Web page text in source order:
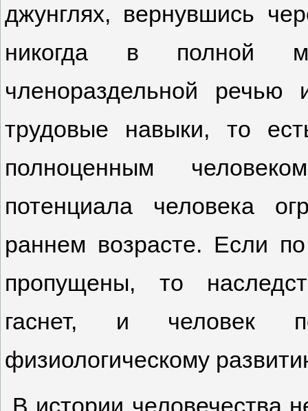
джунглях, вернувшись
никогда в полной
членораздельной
трудовые навыки, то
полноценным
потенциала человека
раннем возрасте. Если
пропущены, то
гаснет, и человек
физиологическому
В истории человечества